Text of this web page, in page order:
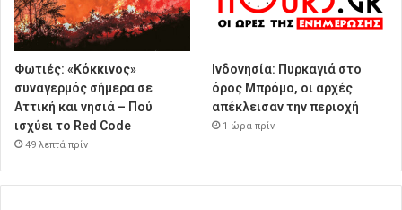
Φωτιές: «Κόκκινος»
συναγερμός σήμερα σε
Αττική και νησιά – Πού
ισχύει το Red Code
49 λεπτά πρίν
Ινδονησία: Πυρκαγιά στο
όρος Μπρόμο, οι αρχές
απέκλεισαν την περιοχή
1 ώρα πρίν